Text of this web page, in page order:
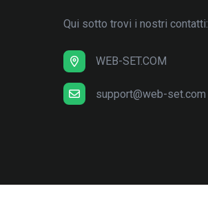
Qui sotto trovi i nostri contatti:
WEB-SET.COM
support@web-set.com